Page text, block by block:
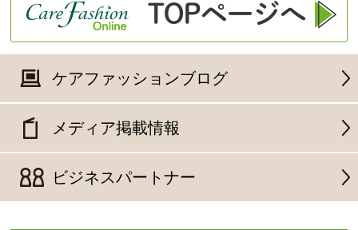
ケアファッションブログ
メディア掲載情報
ビジネスパートナー